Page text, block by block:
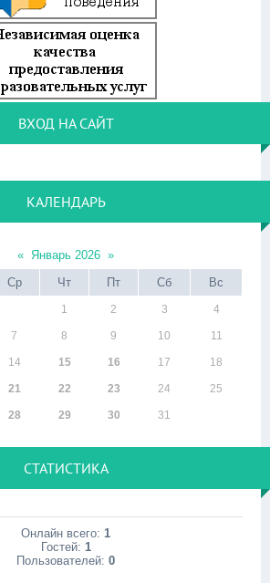
ВХОД НА САЙТ
КАЛЕНДАРЬ
« Январь 2026 »
Ср Чт Пт Сб Вс
1 2 3 4
7 8 9 10 11
14 15 16 17 18
21 22 23 24 25
28 29 30 31
СТАТИСТИКА
Онлайн всего: 1
Гостей: 1
Пользователей: 0